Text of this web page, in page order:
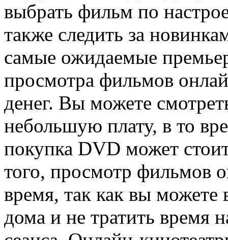
выбрать фильм по
также следить за
самые ожидаемые
просмотра фильмов
денег. Вы можете
небольшую плату, в то
покупка DVD может
того, просмотр фильмов
время, так как вы
дома и не тратить время